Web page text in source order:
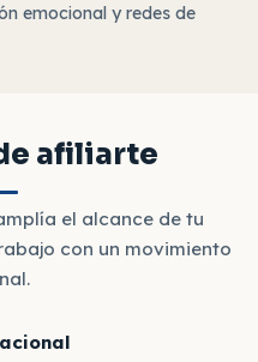
emocional y redes de
afiliarte
el alcance de tu
con un movimiento